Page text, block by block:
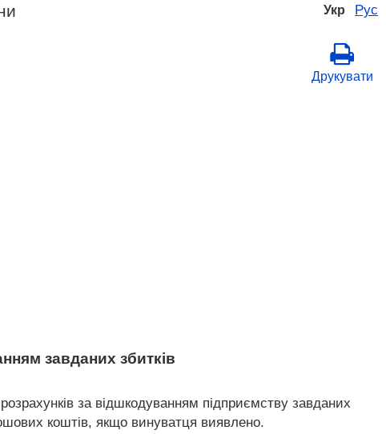
Укр Рус
Друкувати
завданих збитків
за відшкодуванням підприємству завданих
коштів, якщо винуватця виявлено.